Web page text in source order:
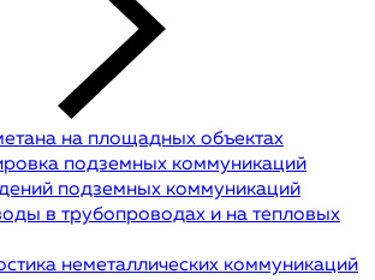
на площадных объектах
подземных коммуникаций
подземных коммуникаций
в трубопроводах и на тепловых
неметаллических коммуникаций